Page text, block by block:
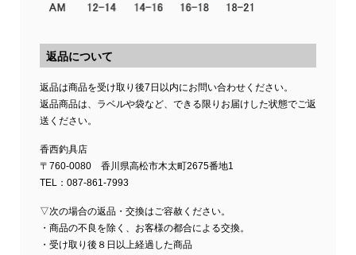
返品について
返品は商品を受け取り後7日以内にお問い合わせください。
返品商品は、ラベルや袋など、できる限りお届けした状態でご返
送ください。
香西釣具店
〒760-0080 香川県高松市木太町2675番地1
TEL：087-861-7993
▽次の場合の返品・交換はご容赦ください。
・商品の不良を除く、お客様の都合による交換。
・受け取り後８日以上経過した商品